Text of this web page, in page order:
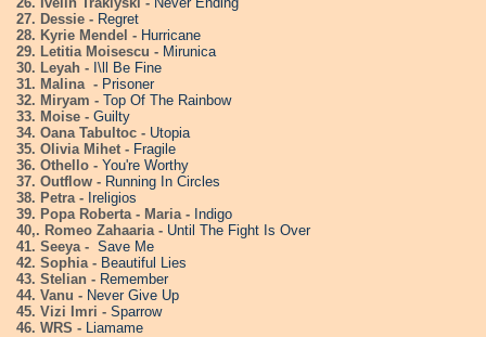
27. Dessie - Regret
28. Kyrie Mendel - Hurricane
29. Letitia Moisescu - Mirunica
30. Leyah - I\ll Be Fine
31. Malina - Prisoner
32. Miryam - Top Of The Rainbow
33. Moise - Guilty
34. Oana Tabultoc - Utopia
35. Olivia Mihet - Fragile
36. Othello - You're Worthy
37. Outflow - Running In Circles
38. Petra - Ireligios
39. Popa Roberta - Maria - Indigo
40,. Romeo Zahaaria - Until The Fight Is Over
41. Seeya - Save Me
42. Sophia - Beautiful Lies
43. Stelian - Remember
44. Vanu - Never Give Up
45. Vizi Imri - Sparrow
46. WRS - Liamame